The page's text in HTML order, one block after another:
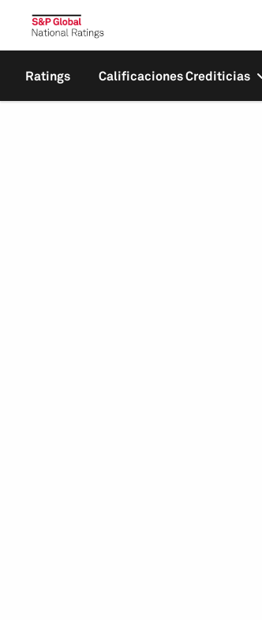
Ratings Calificaciones Crediticias